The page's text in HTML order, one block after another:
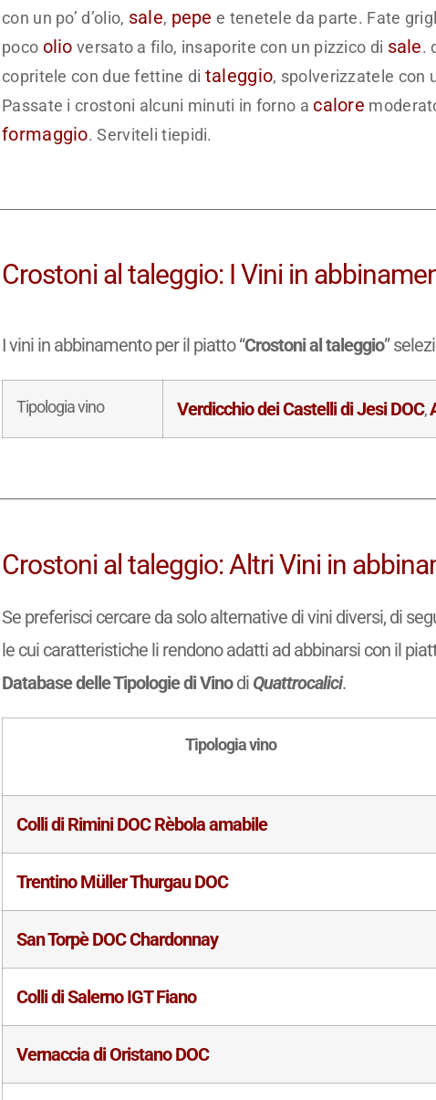
con un po’ d’olio, sale, pepe e tenetele da parte. Fate
poco olio versato a filo, insaporite con un pizzico di sale.
copritele con due fettine di taleggio, spolverizzatele con
Passate i crostoni alcuni minuti in forno a calore
formaggio. Serviteli tiepidi.
Crostoni al taleggio: I Vini in
I vini in abbinamento per il piatto “Crostoni al taleggio”
Tipologia vino Verdicchio dei Castelli di Jesi DOC,
Crostoni al taleggio: Altri Vini in
Se preferisci cercare da solo alternative di vini diversi, di
le cui caratteristiche li rendono adatti ad abbinarsi con il
Database delle Tipologie di Vinodi Quattrocalici.
Tipologia vino
Colli di Rimini DOC Rèbola amabile
Trentino Müller Thurgau DOC
San Torpè DOC Chardonnay
Colli di Salerno IGT Fiano
Vernaccia di Oristano DOC